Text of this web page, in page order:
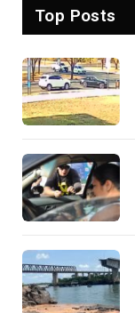
Top Posts